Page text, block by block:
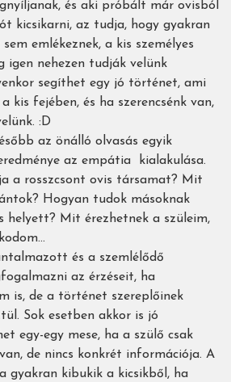
és aki próbált már ovisból
kicsikarni, az tudja, hogy gyakran
emlékeznek, a kis személyes
igen nehezen tudják velünk
segíthet egy jó történet, ami
kis fejében, és ha szerencsénk van,
:D
az önálló olvasás egyik
az empátia kialakulása.
a rosszcsont ovis társamat? Mit
Hogyan tudok másoknak
helyett? Mit érezhetnek a szüleim,
és a szemlélődő
az érzéseit, ha
is, de a történet szereplőinek
Sok esetben akkor is jó
egy-egy mese, ha a szülő csak
de nincs konkrét információja. A
gyakran kibukik a kicsikből, ha